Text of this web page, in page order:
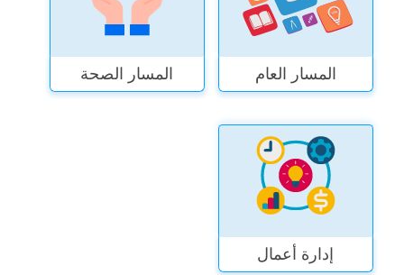
المسار العام المسار الصحة
إدارة أعمال